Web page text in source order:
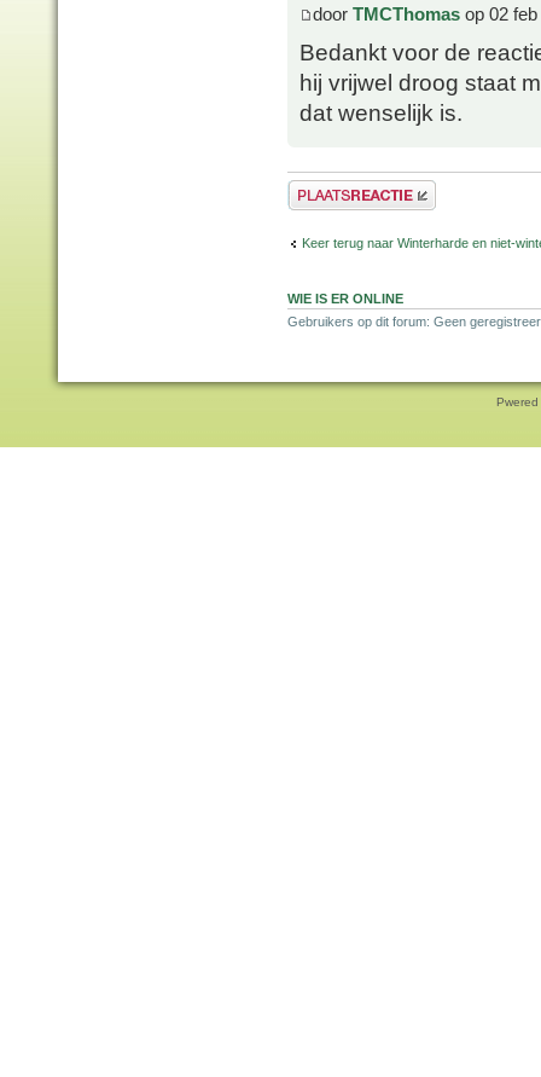
door TMCThomas op 02
Bedankt voor de
hij vrijwel droog staat
dat wenselijk is.
Plaats een reactie
Keer terug naar Winterharde en niet-
WIE IS ER ONLINE
Gebruikers op dit forum: Geen